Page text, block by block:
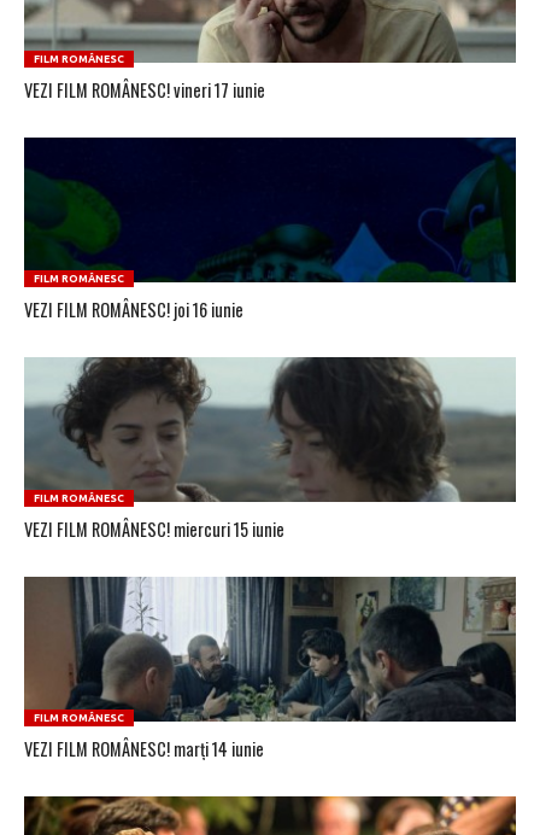
FILM ROMÂNESC
VEZI FILM ROMÂNESC! vineri 17 iunie
FILM ROMÂNESC
VEZI FILM ROMÂNESC! joi 16 iunie
FILM ROMÂNESC
VEZI FILM ROMÂNESC! miercuri 15 iunie
FILM ROMÂNESC
VEZI FILM ROMÂNESC! marți 14 iunie